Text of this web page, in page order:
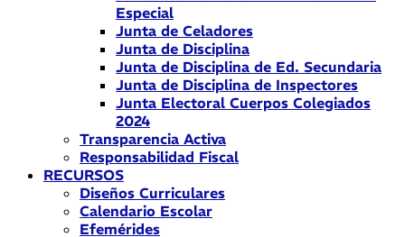
Especial
Junta de Celadores
Junta de Disciplina
Junta de Disciplina de Ed. Secundaria
Junta de Disciplina de Inspectores
Junta Electoral Cuerpos Colegiados
2024
Transparencia Activa
Responsabilidad Fiscal
RECURSOS
Diseños Curriculares
Calendario Escolar
Efemérides